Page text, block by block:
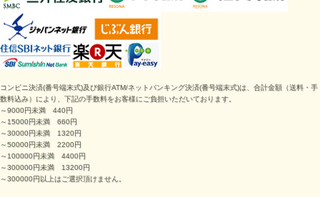
コンビニ決済(番号端末式)及び銀行ATM/ネットバンキング決済(番号端末式)は、 合計金額（送料・手
数料込み）により、下記の手数料をお客様にご負担いただいております。
～9000円未満 440円
～15000円未満 660円
～30000円未満 1320円
～50000円未満 2200円
～100000円未満 4400円
～300000円未満 13200円
～300000円以上はご選択頂けません。